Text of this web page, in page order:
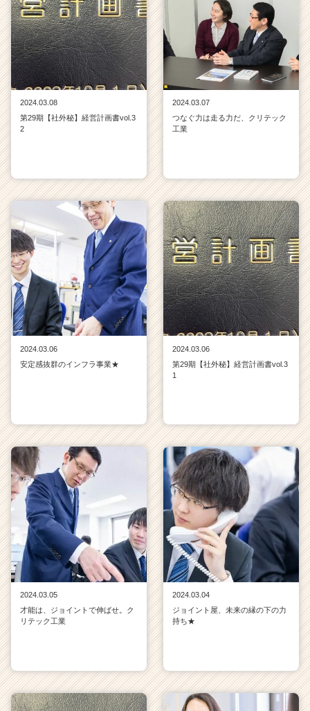
2024.03.08
第29期【社外秘】経営計画書vol.3
2
2024.03.07
つなぐ力は走る力だ、クリテック
工業
2024.03.06
安定感抜群のインフラ事業★
2024.03.06
第29期【社外秘】経営計画書vol.3
1
2024.03.05
才能は、ジョイントで伸ばせ。ク
リテック工業
2024.03.04
ジョイント屋、未来の縁の下の力
持ち★